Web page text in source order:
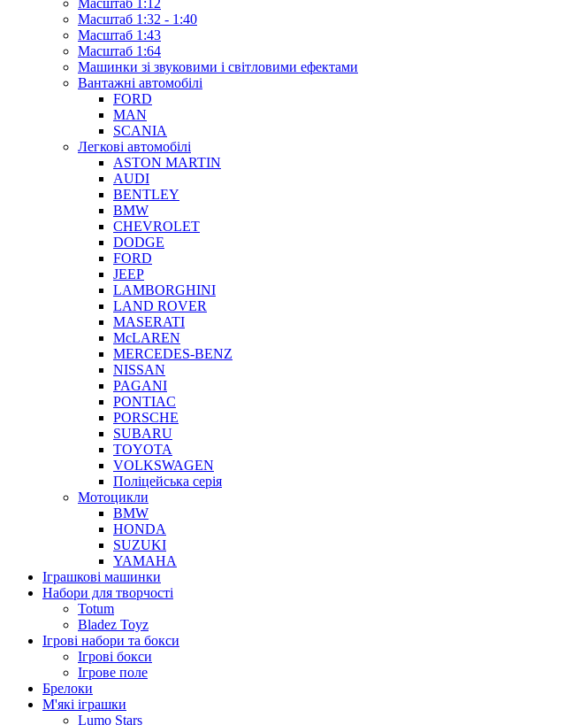
Масштаб 1:12
Масштаб 1:32 - 1:40
Масштаб 1:43
Масштаб 1:64
Машинки зі звуковими і світловими ефектами
Вантажні автомобілі
FORD
MAN
SCANIA
Легкові автомобілі
ASTON MARTIN
AUDI
BENTLEY
BMW
CHEVROLET
DODGE
FORD
JEEP
LAMBORGHINI
LAND ROVER
MASERATI
McLAREN
MERCEDES-BENZ
NISSAN
PAGANI
PONTIAC
PORSCHE
SUBARU
TOYOTA
VOLKSWAGEN
Поліцейська серія
Мотоцикли
BMW
HONDA
SUZUKI
YAMAHA
Іграшкові машинки
Набори для творчості
Totum
Bladez Toyz
Ігрові набори та бокси
Ігрові бокси
Ігрове поле
Брелоки
М'які іграшки
Lumo Stars